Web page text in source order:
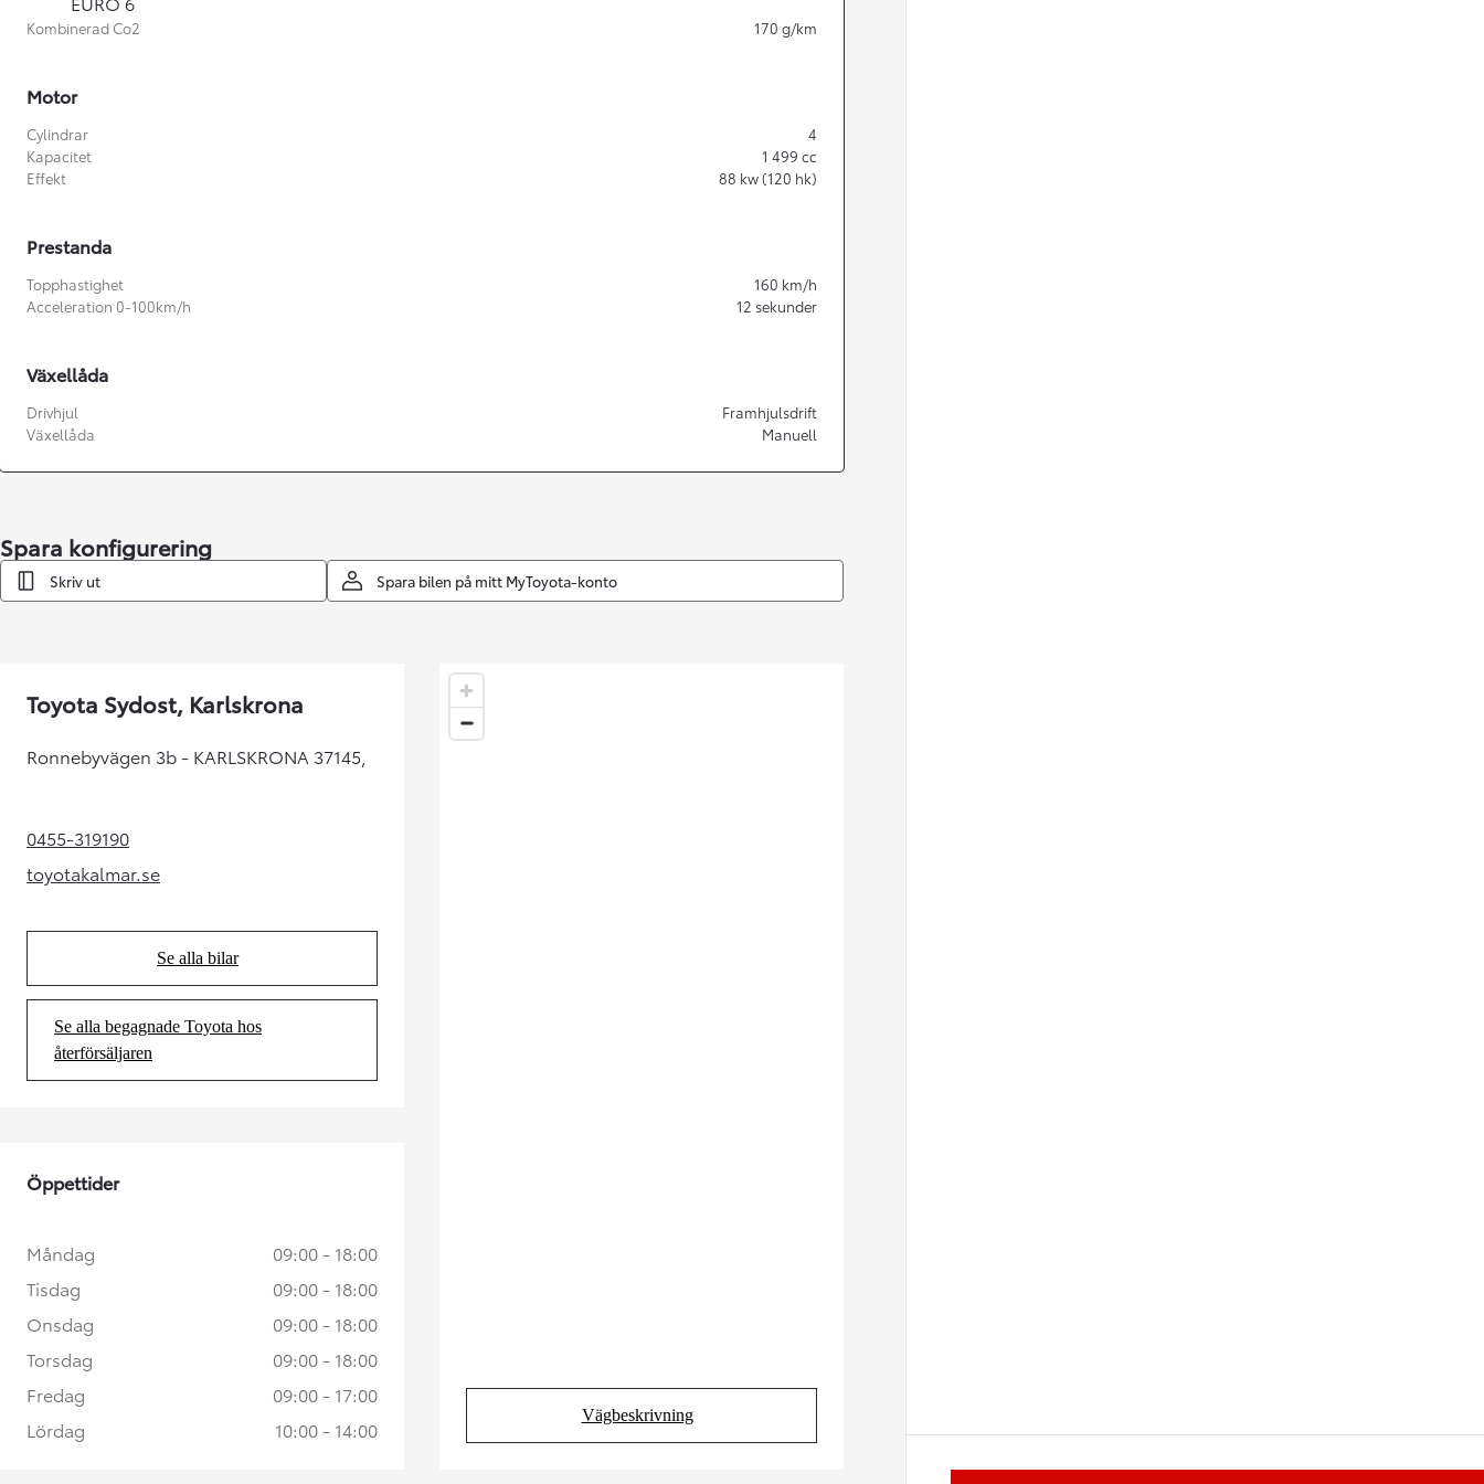
Från 360 900 kr
Från 3 548 kr/mån
Från 350 900 kr
Från 3 450 kr/mån
Kombinerad Co2 170 g/km
Motor
Cylindrar
4
Kapacitet
1 499 cc
Effekt
88 kw (120 hk)
Prestanda
Topphastighet 160 km/h
Acceleration 0-100km/h
12 sekunder
Växellåda
Drivhjul
Framhjulsdrift
Växellåda
Manuell
Spara konfigurering
Skriv ut Spara bilen på mitt MyToyota-konto
Toyota Sydost, Karlskrona
Ronnebyvägen 3b - KARLSKRONA 37145,
0455-319190(Opens in new tab)
toyotakalmar.se(Opens in new tab)
Se alla bilar
(Opens in new tab)
Se alla begagnade Toyota hos
återförsäljaren
Vägbeskrivning
(Opens in new tab)
Öppettider
Måndag
09:00 - 18:00
Tisdag
09:00 - 18:00
Onsdag
09:00 - 18:00
Torsdag
09:00 - 18:00
Fredag
09:00 - 17:00
Lördag
10:00 - 14:00